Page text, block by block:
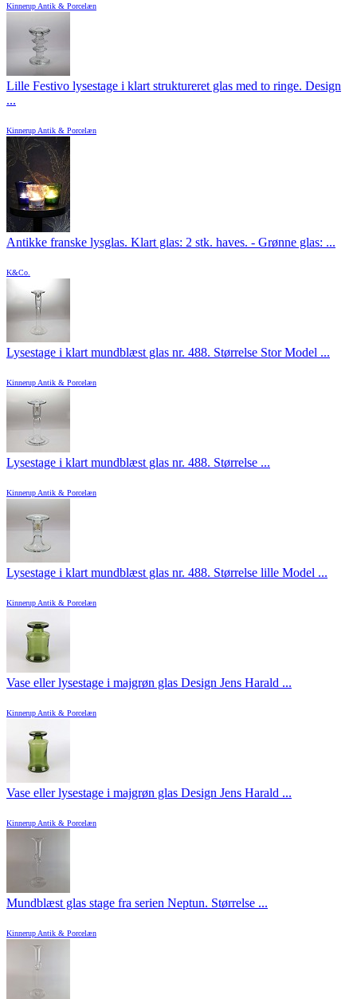
Kinnerup Antik & Porcelæn
Lille Festivo lysestage i klart struktureret glas med to ringe. Design
...
Kinnerup Antik & Porcelæn
Antikke franske lysglas. Klart glas: 2 stk. haves. - Grønne glas: ...
K&Co.
Lysestage i klart mundblæst glas nr. 488. Størrelse Stor Model ...
Kinnerup Antik & Porcelæn
Lysestage i klart mundblæst glas nr. 488. Størrelse ...
Kinnerup Antik & Porcelæn
Lysestage i klart mundblæst glas nr. 488. Størrelse lille Model ...
Kinnerup Antik & Porcelæn
Vase eller lysestage i majgrøn glas Design Jens Harald ...
Kinnerup Antik & Porcelæn
Vase eller lysestage i majgrøn glas Design Jens Harald ...
Kinnerup Antik & Porcelæn
Mundblæst glas stage fra serien Neptun. Størrelse ...
Kinnerup Antik & Porcelæn